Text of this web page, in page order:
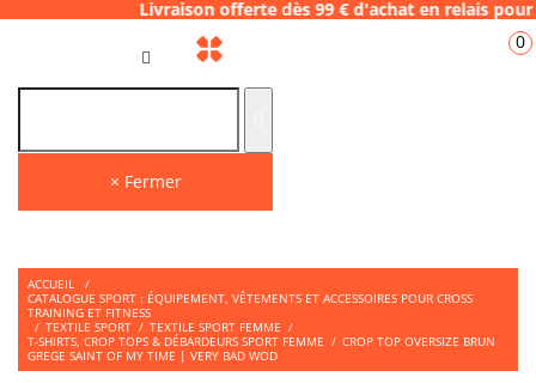
Livraison offerte dès 99 € d'achat en
× Fermer
0
ACCUEIL
/
CATALOGUE SPORT : ÉQUIPEMENT, VÊTEMENTS ET ACCESSOIRES POUR CROSS
TRAINING ET FITNESS
/ TEXTILE SPORT / TEXTILE SPORT FEMME /
T-SHIRTS, CROP TOPS & DÉBARDEURS SPORT FEMME / CROP TOP OVERSIZE BRUN
GREGE SAINT OF MY TIME | VERY BAD WOD